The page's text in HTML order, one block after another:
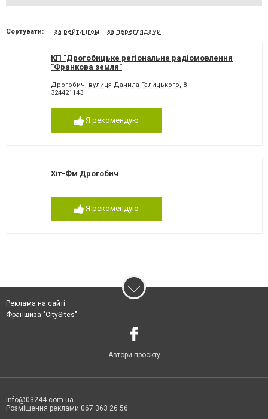
Сортувати: за рейтингом за переглядами
КП "Дрогобицьке регіональне радіомовлення
"Франкова земля"
Дрогобич, вулиця Данила Галицького, 8
324421143
Я рекомендую
Хіт-Фм Дрогобич
Я рекомендую
Реклама на сайті
Франшиза "CitySites"
Автори проєкту
info@03244.com.ua
Розміщення реклами 067 363 26 56